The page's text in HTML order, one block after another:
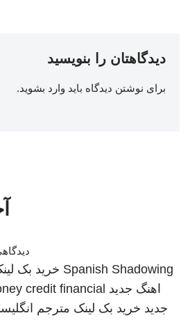
دیدگاهتان را بنویسید
برای نوشتن دیدگاه باید وارد بشوید.
Spanish Shadowing خرید بک
اهنگ جدید credit financial
جدید خرید بک لینک مترجم